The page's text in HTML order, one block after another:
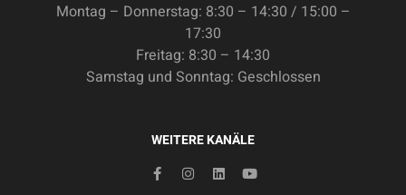
Montag – Donnerstag: 8:30 – 14:30 / 15:00 –
17:30
Freitag: 8:30 – 14:30
Samstag und Sonntag: Geschlossen
WEITERE KANÄLE